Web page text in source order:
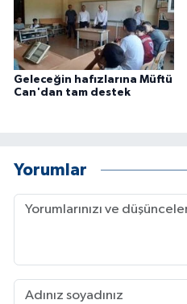
Geleceğin hafızlarına Müftü
Can'dan tam destek
Yorumlar